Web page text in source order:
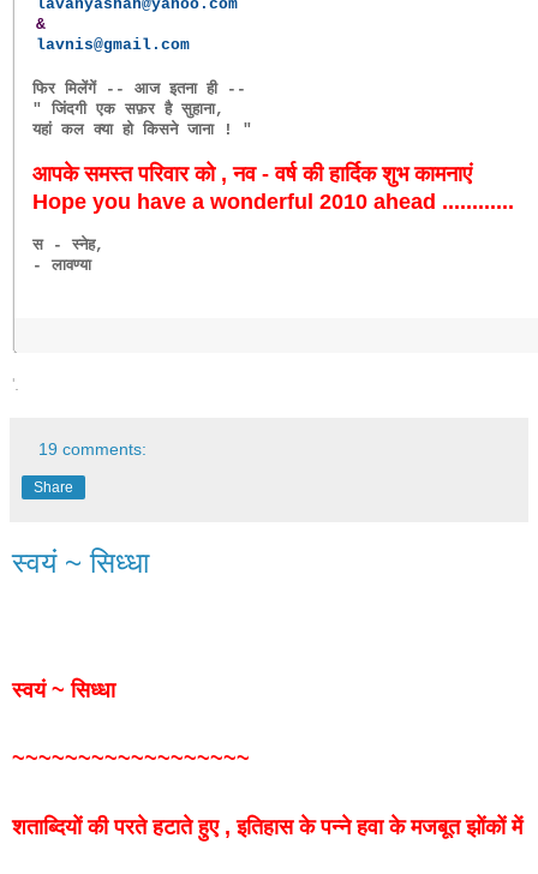
lavanyashah@yahoo.com
&
lavnis@gmail.com
फिर मिलेंगें -- आज इतना ही --
" जिंदगी एक सफ़र है सुहाना,
यहां कल क्या हो किसने जाना ! "
आपके समस्त परिवार को , नव - वर्ष की हार्दिक शुभ कामनाएं
Hope you have a wonderful 2010 ahead ............
स - स्नेह,
- लावण्या
19 comments:
Share
स्वयं ~ सिध्धा
स्वयं~सिध्धा
~~~~~~~~~~~~~~~~~~
शताब्दियों की परते हटाते हुए,इतिहास के पन्ने हवा के मजबूत झोंकों में